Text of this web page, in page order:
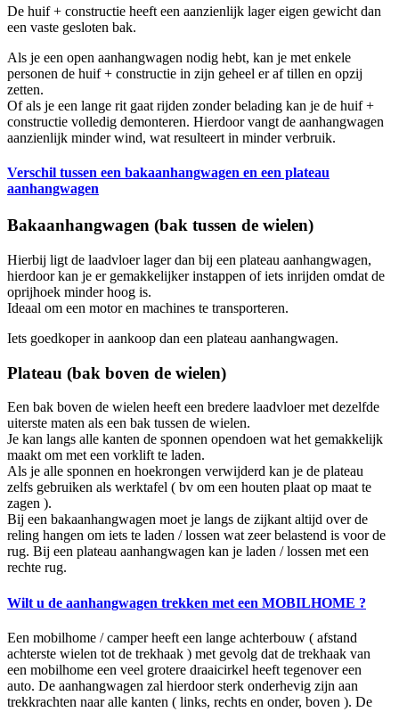
De huif + constructie heeft een aanzienlijk lager eigen gewicht dan
een vaste gesloten bak.
Als je een open aanhangwagen nodig hebt, kan je met enkele
personen de huif + constructie in zijn geheel er af tillen en opzij
zetten.
Of als je een lange rit gaat rijden zonder belading kan je de huif +
constructie volledig demonteren. Hierdoor vangt de aanhangwagen
aanzienlijk minder wind, wat resulteert in minder verbruik.
Verschil tussen een bakaanhangwagen en een plateau
aanhangwagen
Bakaanhangwagen (bak tussen de wielen)
Hierbij ligt de laadvloer lager dan bij een plateau aanhangwagen,
hierdoor kan je er gemakkelijker instappen of iets inrijden omdat de
oprijhoek minder hoog is.
Ideaal om een motor en machines te transporteren.
Iets goedkoper in aankoop dan een plateau aanhangwagen.
Plateau (bak boven de wielen)
Een bak boven de wielen heeft een bredere laadvloer met dezelfde
uiterste maten als een bak tussen de wielen.
Je kan langs alle kanten de sponnen opendoen wat het gemakkelijk
maakt om met een vorklift te laden.
Als je alle sponnen en hoekrongen verwijderd kan je de plateau
zelfs gebruiken als werktafel ( bv om een houten plaat op maat te
zagen ).
Bij een bakaanhangwagen moet je langs de zijkant altijd over de
reling hangen om iets te laden / lossen wat zeer belastend is voor de
rug. Bij een plateau aanhangwagen kan je laden / lossen met een
rechte rug.
Wilt u de aanhangwagen trekken met een MOBILHOME ?
Een mobilhome / camper heeft een lange achterbouw ( afstand
achterste wielen tot de trekhaak ) met gevolg dat de trekhaak van
een mobilhome een veel grotere draaicirkel heeft tegenover een
auto. De aanhangwagen zal hierdoor sterk onderhevig zijn aan
trekkrachten naar alle kanten ( links, rechts en onder, boven ). De